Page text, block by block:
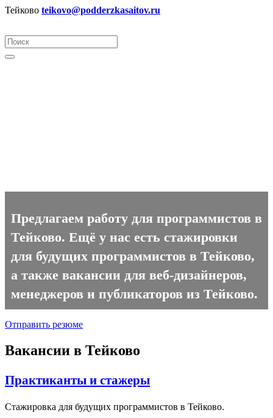
Тейково teikovo@podderzkasaitov.ru
Предлагаем работу для программистов в
Тейково. Ещё у нас есть стажировки
для будущих программистов в Тейково,
а также вакансии для веб-дизайнеров,
менеджеров и публикаторов из Тейково.
Отправить резюме
Вакансии в Тейково
Практиканты и стажеры
Стажировка для будущих программистов в Тейково.